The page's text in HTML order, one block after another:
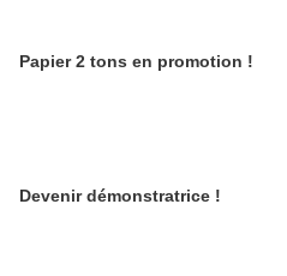
Papier 2 tons en promotion !
Devenir démonstratrice !